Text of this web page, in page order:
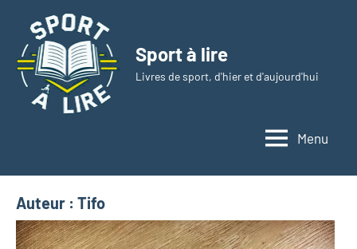
contenu
Sport à lire
Livres de sport, d'hier et d'aujourd'hui
Menu
Auteur : Tifo